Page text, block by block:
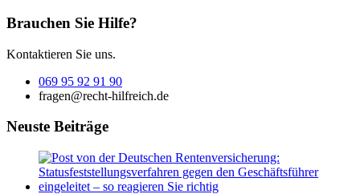
Brauchen Sie Hilfe?
Kontaktieren Sie uns.
069 95 92 91 90
fragen@recht-hilfreich.de
Neuste Beiträge